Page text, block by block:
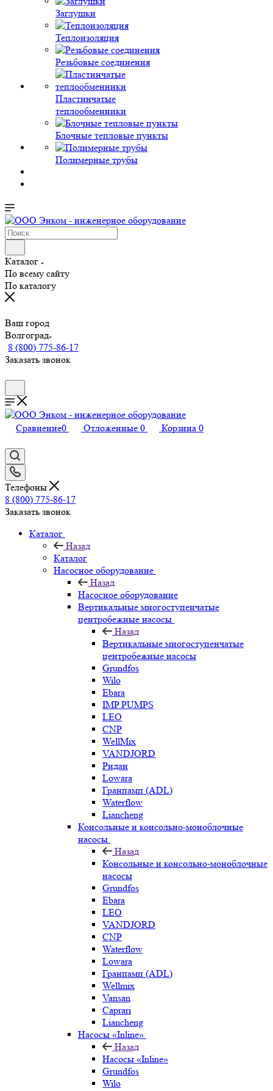
Заглушки
Теплоизоляция
Резьбовые соединения
Пластинчатые
теплообменники
Блочные тепловые пункты
Полимерные трубы
Каталог
По всему сайту
По каталогу
Ваш город
Волгоград
8 (800) 775-86-17
Заказать звонок
Сравнение0 Отложенные 0 Корзина 0
Телефоны
8 (800) 775-86-17
Заказать звонок
Каталог
Назад
Каталог
Насосное оборудование
Назад
Насосное оборудование
Вертикальные многоступенчатые
центробежные насосы
Назад
Вертикальные многоступенчатые
центробежные насосы
Grundfos
Wilo
Ebara
IMP PUMPS
LEO
CNP
WellMix
VANDJORD
Ридан
Lowara
Гранпамп (ADL)
Waterflow
Liancheng
Консольные и консольно-моноблочные
насосы
Назад
Консольные и консольно-моноблочные
насосы
Grundfos
Ebara
LEO
VANDJORD
CNP
Waterflow
Lowara
Гранпамп (ADL)
Wellmix
Vansan
Caprari
Liancheng
Насосы «Inline»
Назад
Насосы «Inline»
Grundfos
Wilo